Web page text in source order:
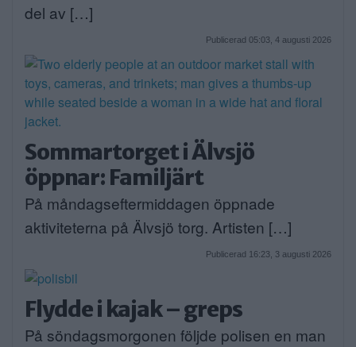
del av […]
Publicerad 05:03, 4 augusti 2026
Sommartorget i Älvsjö
öppnar: Familjärt
På måndagseftermiddagen öppnade
aktiviteterna på Älvsjö torg. Artisten […]
Publicerad 16:23, 3 augusti 2026
Flydde i kajak – greps
På söndagsmorgonen följde polisen en man